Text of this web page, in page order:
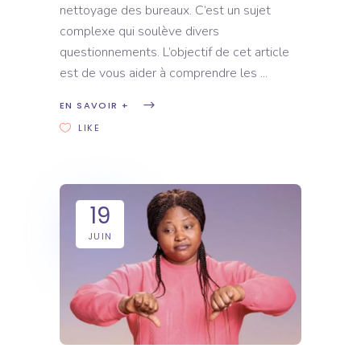
nettoyage des bureaux. C’est un sujet
complexe qui soulève divers
questionnements. L’objectif de cet article
est de vous aider à comprendre les
EN SAVOIR +
LIKE
19
JUIN